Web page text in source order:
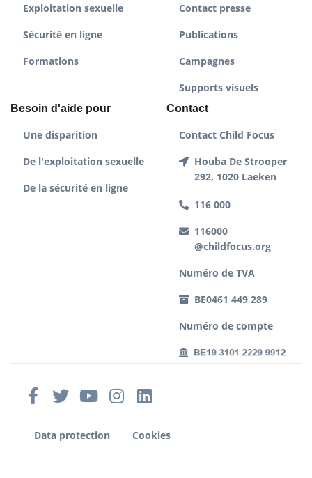
Exploitation sexuelle
Sécurité en ligne
Formations
Contact presse
Publications
Campagnes
Supports visuels
Besoin d'aide pour
Une disparition
De l'exploitation sexuelle
De la sécurité en ligne
Contact
Contact Child Focus
Houba De Strooper
292, 1020 Laeken
116 000
116000
@childfocus.org
Numéro de TVA
BE0461 449 289
Numéro de compte
Data protection Cookies